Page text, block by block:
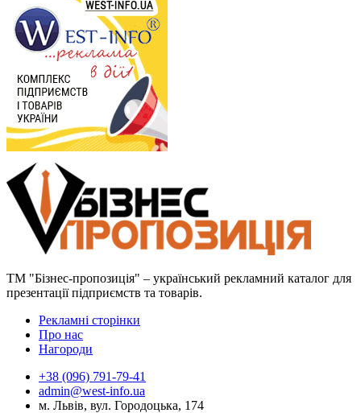
ТМ "Бізнес-пропозиція" – український рекламний каталог для
презентації підприємств та товарів.
Рекламні сторінки
Про нас
Нагороди
+38 (096) 791-79-41
admin@west-info.ua
м. Львів, вул. Городоцька, 174